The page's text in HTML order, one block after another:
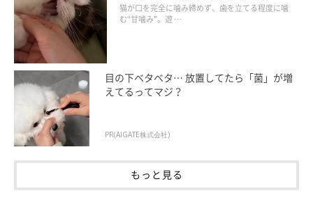
シャンプーした方がいい場合も！
猫が口を完全に噛み締めず、歯を立てる程度に噛
む“甘噛み”。遊 …
目の下ベタベタ… 放置してたら「菌」が増
えてるってマジ？
PR(AIGATE株式会社)
もっと見る